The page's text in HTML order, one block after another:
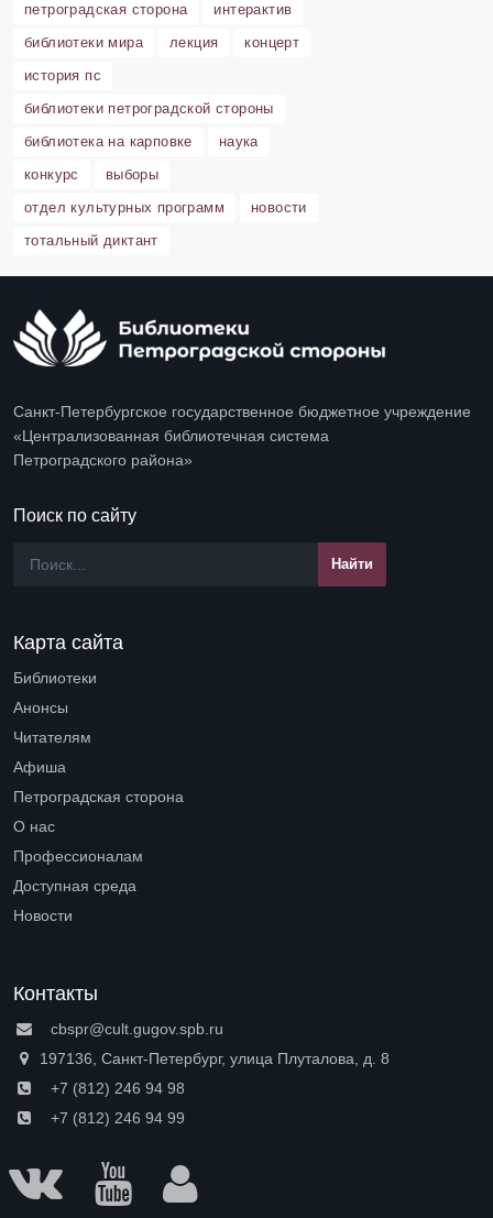
петроградская сторона
интерактив
библиотеки мира
лекция
концерт
история пс
библиотеки петроградской стороны
библиотека на карповке
наука
конкурс
выборы
отдел культурных программ
новости
тотальный диктант
Санкт-Петербургское государственное бюджетное учреждение
«Централизованная библиотечная система
Петроградского района»
Поиск по сайту
Карта сайта
Библиотеки
Анонсы
Читателям
Афиша
Петроградская сторона
О нас
Профессионалам
Доступная среда
Новости
Контакты
cbspr@cult.gugov.spb.ru
197136, Санкт-Петербург, улица Плуталова, д. 8
+7 (812) 246 94 98
+7 (812) 246 94 99